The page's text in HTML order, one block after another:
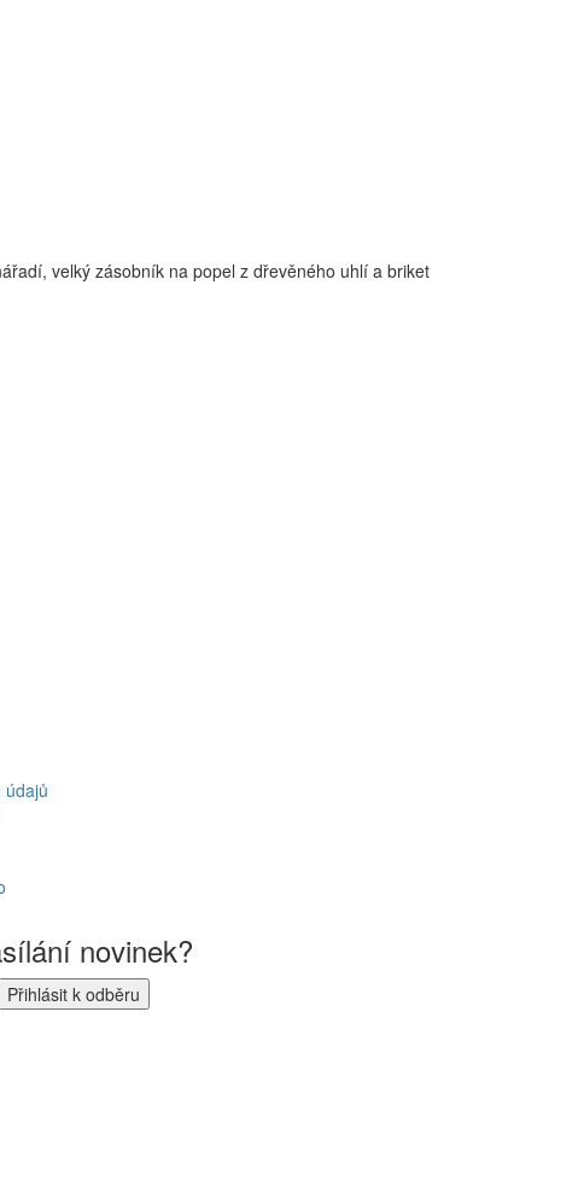
velký zásobník na popel z dřevěného uhlí a briket
novinek?